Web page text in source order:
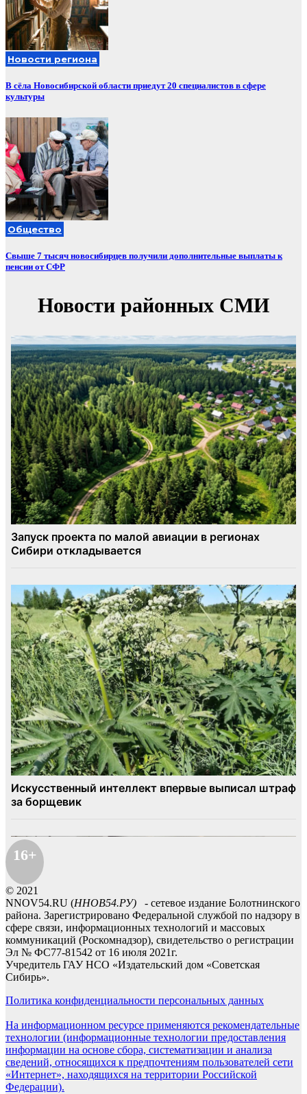
Новости региона
В сёла Новосибирской области приедут 20 специалистов в сфере
культуры
Общество
Свыше 7 тысяч новосибирцев получили дополнительные выплаты к
пенсии от СФР
16+
© 2021
NNOV54.RU (ННОВ54.РУ) - сетевое издание Болотнинского
района. Зарегистрировано Федеральной службой по надзору в
сфере связи, информационных технологий и массовых
коммуникаций (Роскомнадзор), свидетельство о регистрации
Эл № ФС77-81542 от 16 июля 2021г.
Учредитель ГАУ НСО «Издательский дом «Советская
Сибирь».
Политика конфиденциальности персональных данных
На информационном ресурсе применяются рекомендательные
технологии (информационные технологии предоставления
информации на основе сбора, систематизации и анализа
сведений, относящихся к предпочтениям пользователей сети
«Интернет», находящихся на территории Российской
Федерации).